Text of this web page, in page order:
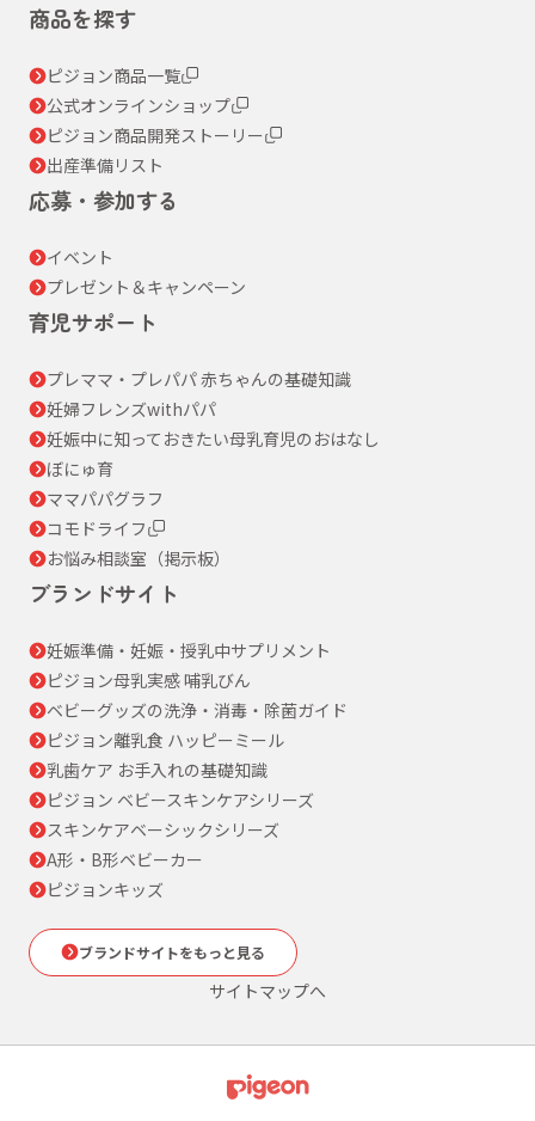
商品を探す
ピジョン商品一覧
公式オンラインショップ
ピジョン商品開発ストーリー
出産準備リスト
応募・参加する
イベント
プレゼント＆キャンペーン
育児サポート
プレママ・プレパパ 赤ちゃんの基礎知識
妊婦フレンズwithパパ
妊娠中に知っておきたい母乳育児のおはなし
ぼにゅ育
ママパパグラフ
コモドライフ
お悩み相談室（掲示板）
ブランドサイト
妊娠準備・妊娠・授乳中サプリメント
ピジョン母乳実感 哺乳びん
ベビーグッズの洗浄・消毒・除菌ガイド
ピジョン離乳食 ハッピーミール
乳歯ケア お手入れの基礎知識
ピジョン ベビースキンケアシリーズ
スキンケアベーシックシリーズ
A形・B形ベビーカー
ピジョンキッズ
ブランドサイトをもっと見る
サイトマップへ